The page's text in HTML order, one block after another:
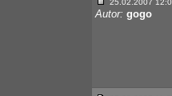
25.02.2007
Autor: gogo